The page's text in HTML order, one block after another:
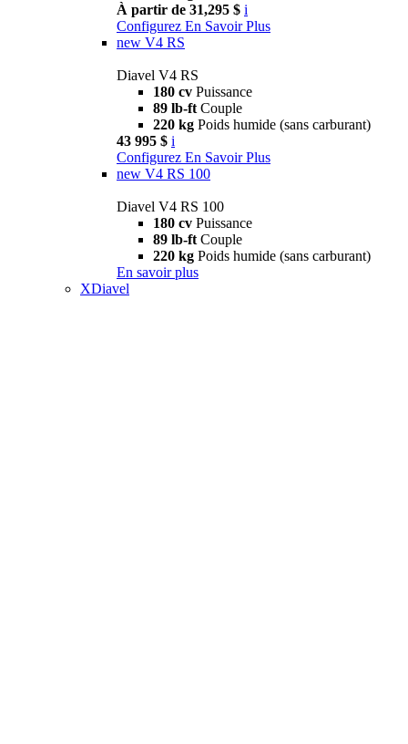
À partir de 31,295 $ i
Configurez En Savoir Plus
new V4 RS
Diavel V4 RS
180 cv Puissance
89 lb-ft Couple
220 kg Poids humide (sans carburant)
43 995 $ i
Configurez En Savoir Plus
new V4 RS 100
Diavel V4 RS 100
180 cv Puissance
89 lb-ft Couple
220 kg Poids humide (sans carburant)
En savoir plus
XDiavel